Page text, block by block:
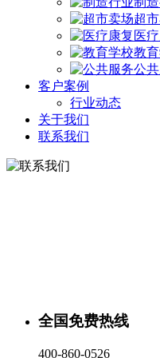
超
医
教
公
客户案例
行业动态
关于我们
联系我们
全国免费热线
400-860-0526